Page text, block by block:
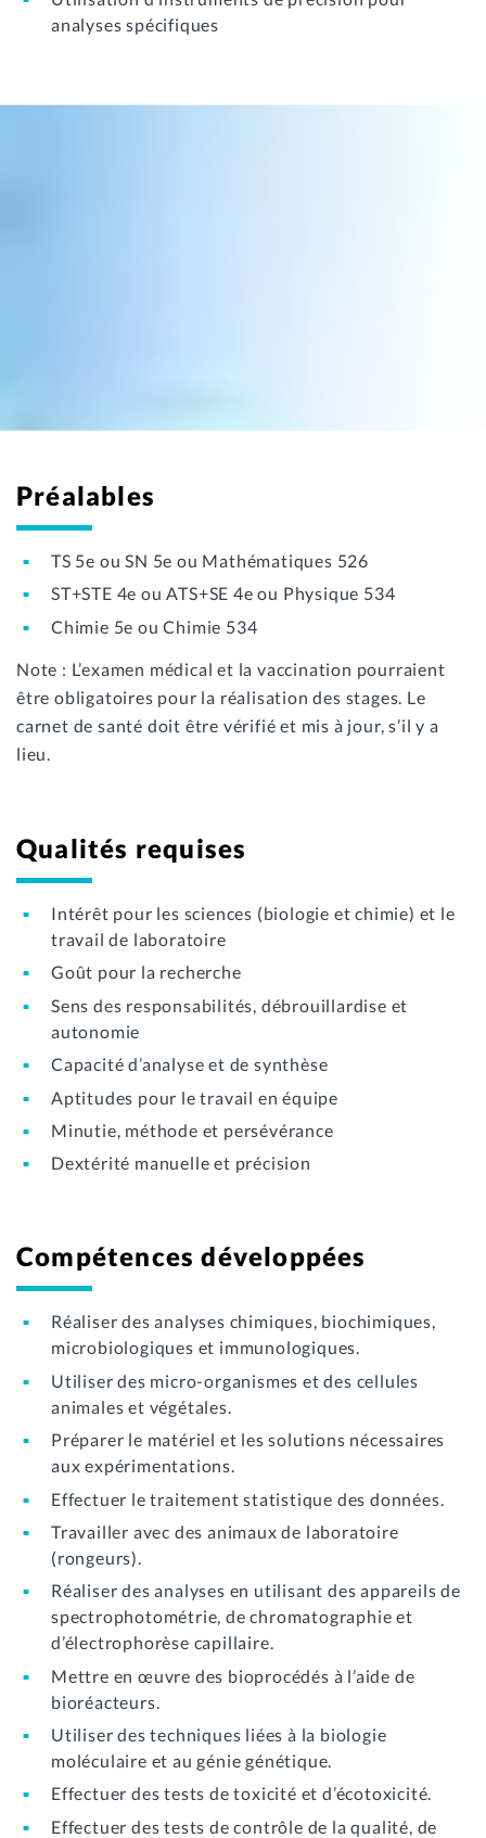
analyses spécifiques
Préalables
TS 5e ou SN 5e ou Mathématiques 526
ST+STE 4e ou ATS+SE 4e ou Physique 534
Chimie 5e ou Chimie 534
Note : L’examen médical et la vaccination pourraient
être obligatoires pour la réalisation des stages. Le
carnet de santé doit être vérifié et mis à jour, s’il y a
lieu.
Qualités requises
Intérêt pour les sciences (biologie et chimie) et le
travail de laboratoire
Goût pour la recherche
Sens des responsabilités, débrouillardise et
autonomie
Capacité d’analyse et de synthèse
Aptitudes pour le travail en équipe
Minutie, méthode et persévérance
Dextérité manuelle et précision
Compétences développées
Réaliser des analyses chimiques, biochimiques,
microbiologiques et immunologiques.
Utiliser des micro-organismes et des cellules
animales et végétales.
Préparer le matériel et les solutions nécessaires
aux expérimentations.
Effectuer le traitement statistique des données.
Travailler avec des animaux de laboratoire
(rongeurs).
Réaliser des analyses en utilisant des appareils de
spectrophotométrie, de chromatographie et
d’électrophorèse capillaire.
Mettre en œuvre des bioprocédés à l’aide de
bioréacteurs.
Utiliser des techniques liées à la biologie
moléculaire et au génie génétique.
Effectuer des tests de toxicité et d’écotoxicité.
Effectuer des tests de contrôle de la qualité, de